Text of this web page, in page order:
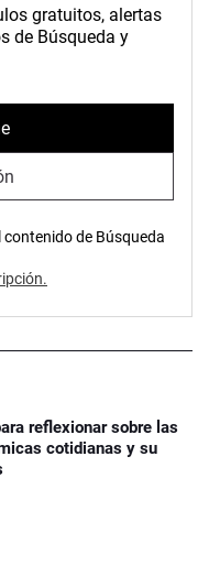
gratuitos, alertas
de Búsqueda y
de Búsqueda
reflexionar sobre las
cotidianas y su